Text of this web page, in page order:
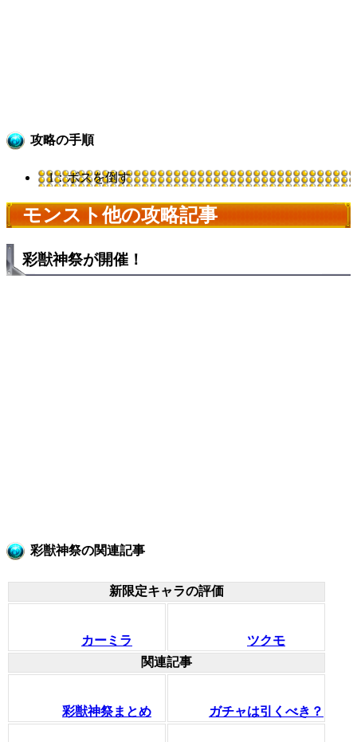
攻略の手順
1：ボスを倒す
モンスト他の攻略記事
彩獣神祭が開催！
彩獣神祭の関連記事
新限定キャラの評価
カーミラ
ツクモ
関連記事
彩獣神祭まとめ ガチャは引くべき？